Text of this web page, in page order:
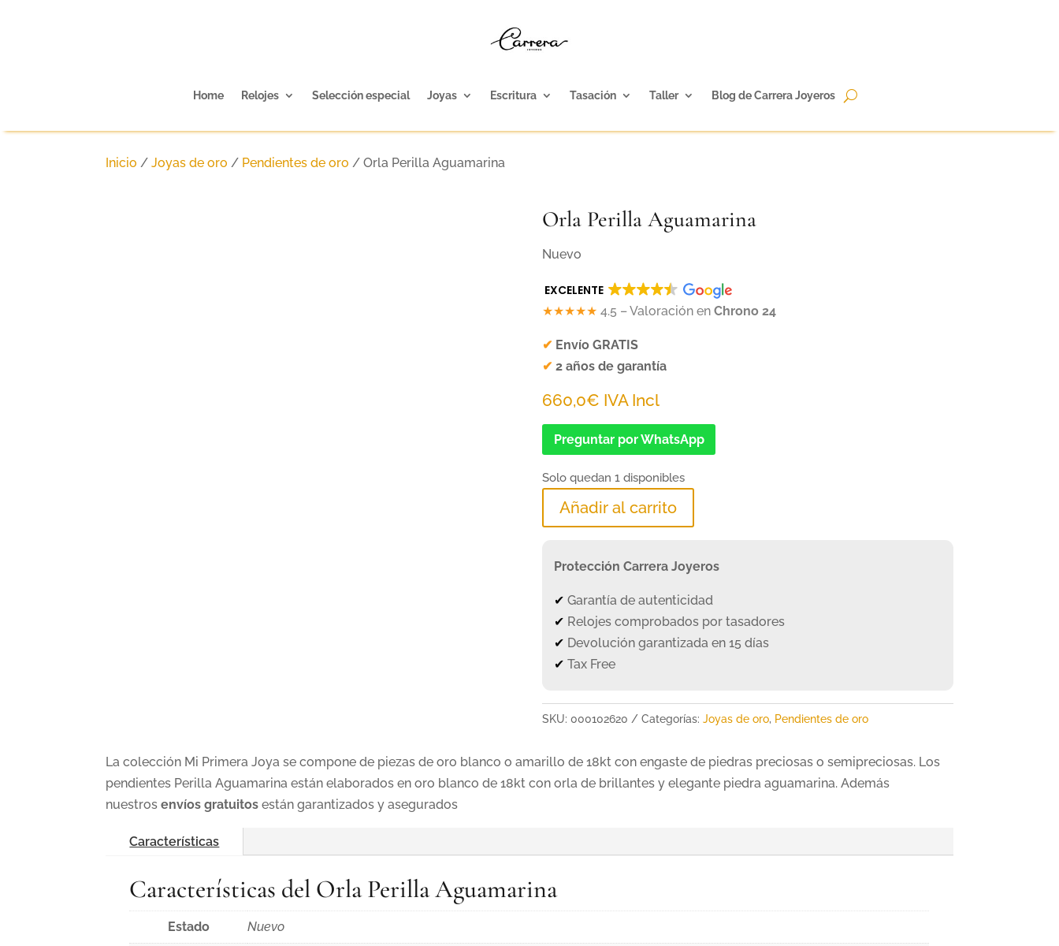
Home Relojes Selección especial Joyas Escritura Tasación Taller Blog de Carrera Joyeros
Inicio /Joyas de oro / Pendientes de oro / Orla Perilla Aguamarina
Orla Perilla Aguamarina
Nuevo
EXCELENTE
★★★★★ 4.5 – Valoración enChrono 24
✔ Envío GRATIS
✔2 años de garantía
660,0€ IVA Incl
Preguntar por WhatsApp
Solo quedan 1 disponibles
Añadir al carrito
Protección Carrera Joyeros
✔Garantía de autenticidad
✔ Relojes comprobados por tasadores
✔ Devolución garantizada en 15 días
✔Tax Free
SKU:000102620 Categorías:Joyas de oro, Pendientes de oro
La colección Mi Primera Joya se compone de piezas de oro blanco o amarillo de 18kt con engaste de piedras preciosas o semipreciosas. Los
pendientes Perilla Aguamarina están elaborados en oro blanco de 18kt con orla de brillantes y elegante piedra aguamarina. Además
nuestros envíos gratuitos están garantizados y asegurados
Características
Características del Orla Perilla Aguamarina
Estado Nuevo